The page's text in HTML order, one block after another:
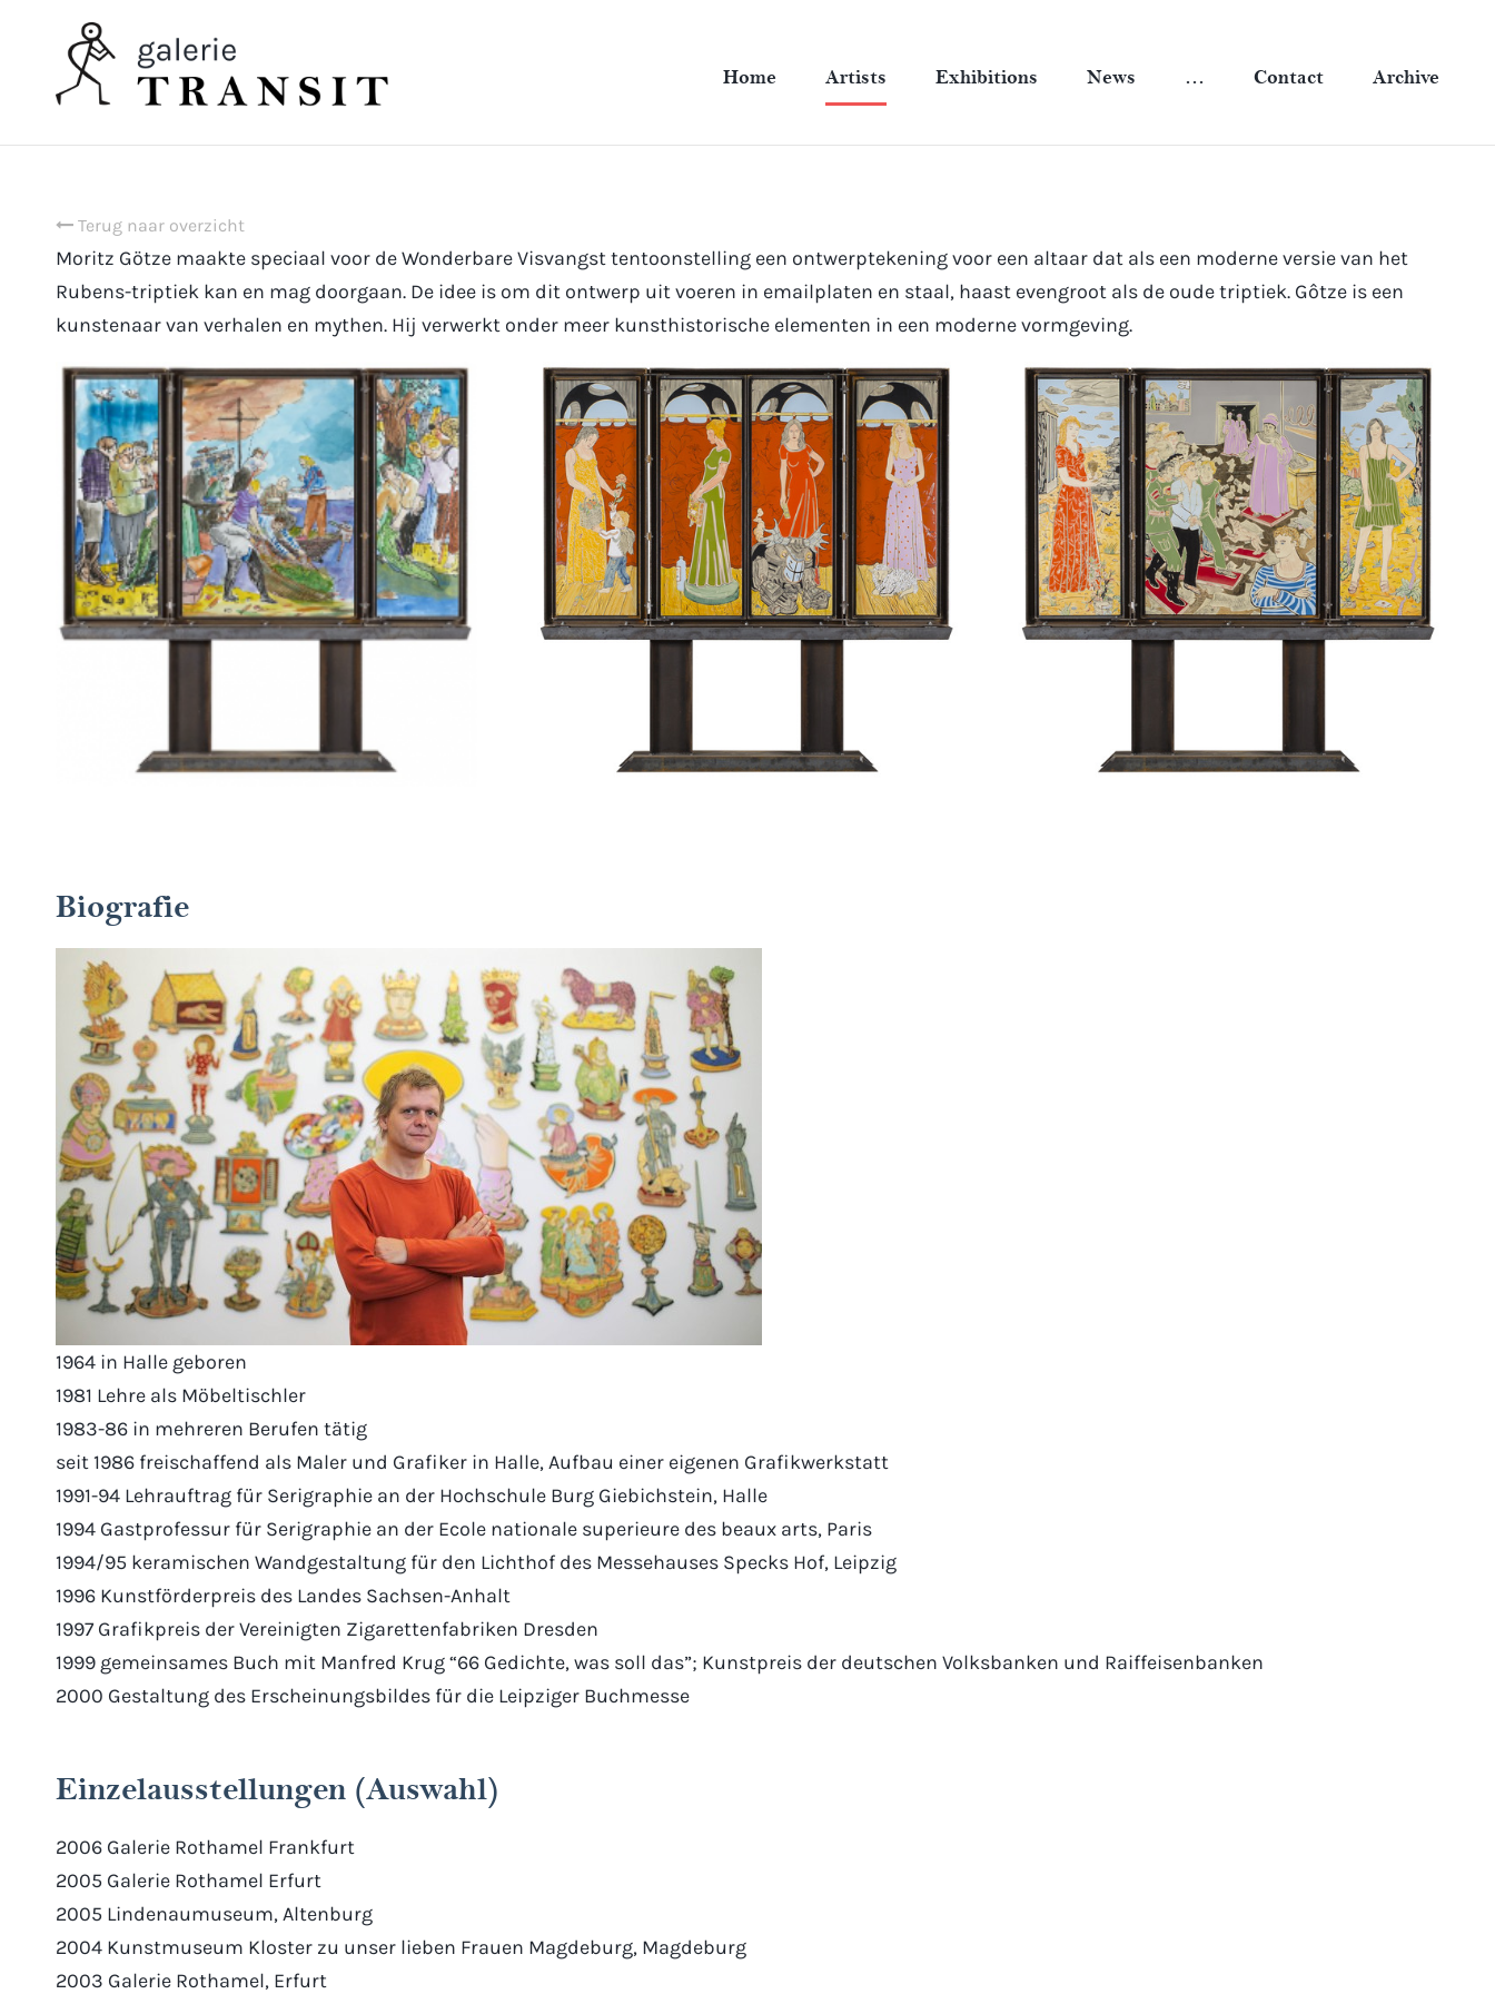
Home Artists Exhibitions News … Contact Archive
Terug naar overzicht
Moritz Götze maakte speciaal voor de Wonderbare Visvangst tentoonstelling een ontwerptekening voor een altaar dat als een moderne versie van het
Rubens-triptiek kan en mag doorgaan. De idee is om dit ontwerp uit voeren in emailplaten en staal, haast evengroot als de oude triptiek. Gôtze is een
kunstenaar van verhalen en mythen. Hij verwerkt onder meer kunsthistorische elementen in een moderne vormgeving.
Biografie
1964 in Halle geboren
1981 Lehre als Möbeltischler
1983-86 in mehreren Berufen tätig
seit 1986 freischaffend als Maler und Grafiker in Halle, Aufbau einer eigenen Grafikwerkstatt
1991-94 Lehrauftrag für Serigraphie an der Hochschule Burg Giebichstein, Halle
1994 Gastprofessur für Serigraphie an der Ecole nationale superieure des beaux arts, Paris
1994/95 keramischen Wandgestaltung für den Lichthof des Messehauses Specks Hof, Leipzig
1996 Kunstförderpreis des Landes Sachsen-Anhalt
1997 Grafikpreis der Vereinigten Zigarettenfabriken Dresden
1999 gemeinsames Buch mit Manfred Krug “66 Gedichte, was soll das”; Kunstpreis der deutschen Volksbanken und Raiffeisenbanken
2000 Gestaltung des Erscheinungsbildes für die Leipziger Buchmesse
Einzelausstellungen (Auswahl)
2006 Galerie Rothamel Frankfurt
2005 Galerie Rothamel Erfurt
2005 Lindenaumuseum, Altenburg
2004 Kunstmuseum Kloster zu unser lieben Frauen Magdeburg, Magdeburg
2003 Galerie Rothamel, Erfurt